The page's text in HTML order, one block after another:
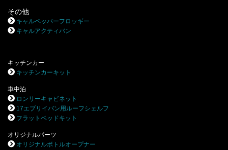
その他
キャルペッパーフロッギー
キャルアクティバン
キッチンカー
キッチンカーキット
車中泊
ロンリーキャビネット
17エブリイバン用ルーフシェルフ
フラットベッドキット
オリジナルパーツ
オリジナルボトルオープナー